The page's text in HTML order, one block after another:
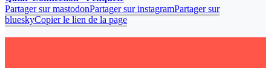
Partager sur mastodonPartager sur instagramPartager sur
blueskyCopier le lien de la page